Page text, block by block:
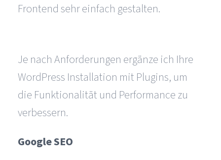
Frontend sehr einfach gestalten.
Je nach Anforderungen ergänze ich Ihre
WordPress Installation mit Plugins, um
die Funktionalität und Performance zu
verbessern.
Google SEO